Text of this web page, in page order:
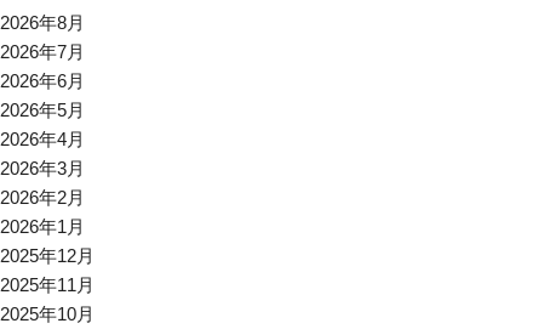
2026年8月
2026年7月
2026年6月
2026年5月
2026年4月
2026年3月
2026年2月
2026年1月
2025年12月
2025年11月
2025年10月